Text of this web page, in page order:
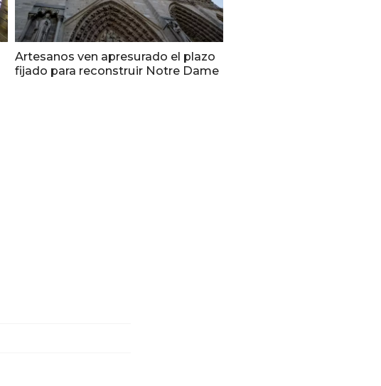
Artesanos ven apresurado el plazo
fijado para reconstruir Notre Dame